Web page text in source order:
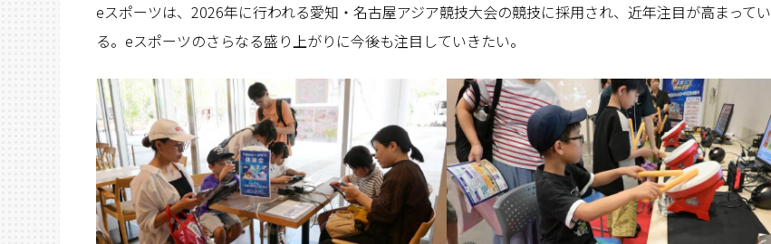
eスポーツは、2026年に行われる愛知・名古屋アジア競技大会の競技に採用され、近年注目が高まってい
る。eスポーツのさらなる盛り上がりに今後も注目していきたい。